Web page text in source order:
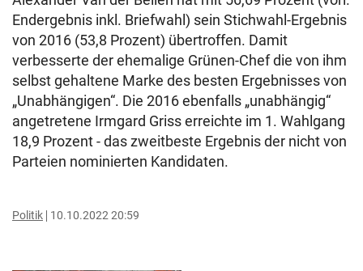
Endergebnis inkl. Briefwahl) sein Stichwahl-Ergebnis
von 2016 (53,8 Prozent) übertroffen. Damit
verbesserte der ehemalige Grünen-Chef die von ihm
selbst gehaltene Marke des besten Ergebnisses von
„Unabhängigen“. Die 2016 ebenfalls „unabhängig“
angetretene Irmgard Griss erreichte im 1. Wahlgang
18,9 Prozent - das zweitbeste Ergebnis der nicht von
Parteien nominierten Kandidaten.
Politik 10.10.2022 20:59